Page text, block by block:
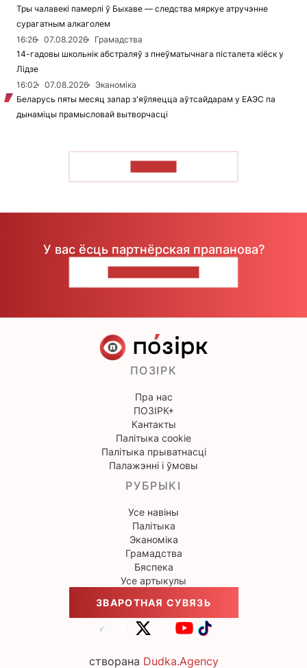
Тры чалавекі памерлі ў Быхаве — следства мяркуе атручэнне
сурагатным алкаголем
16:26
07.08.2026
Грамадства
14-гадовы школьнік абстраляў з пнеўматычнага пісталета кіёск у
Лідзе
16:02
07.08.2026
Эканоміка
Беларусь пяты месяц запар з'яўляецца аўтсайдарам у ЕАЭС па
дынаміцы прамысловай вытворчасці
У вас ёсць партнёрская прапанова?
ПОЗІРК
Пра нас
ПОЗІРК+
Кантакты
Палітыка cookie
Палітыка прыватнасці
Палажэнні і ўмовы
РУБРЫКІ
Усе навіны
Палітыка
Эканоміка
Грамадства
Бяспека
Усе артыкулы
ЗВАРОТНАЯ СУВЯЗЬ
створана Dudka.Agency